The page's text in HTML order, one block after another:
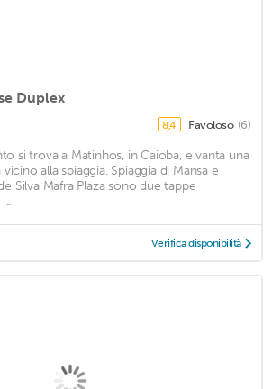
Duplex
8,4 Favoloso (6)
si trova a Matinhos, in Caioba, e vanta una
alla spiaggia. Spiaggia di Mansa e
Silva Mafra Plaza sono due tappe
Verifica disponibilità